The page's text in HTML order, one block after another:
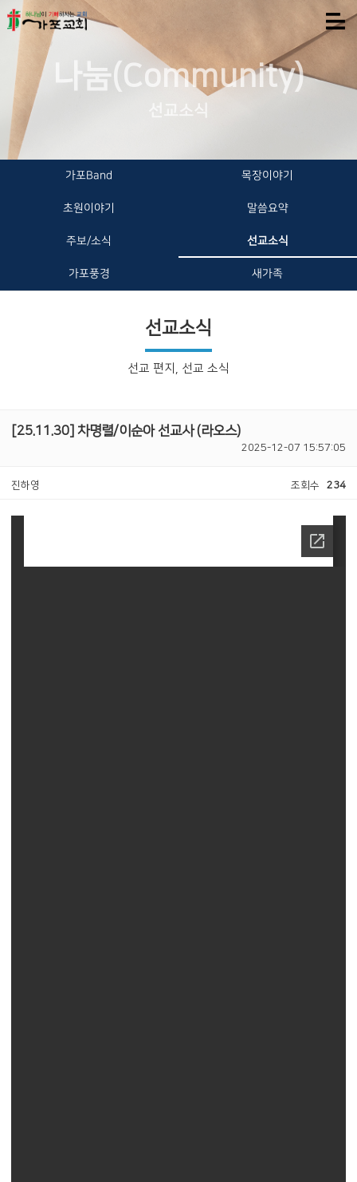
나눔(Community)
선교소식
가포Band 목장이야기
초원이야기 말씀요약
주보/소식 선교소식
가포풍경 새가족
선교소식
선교 편지, 선교 소식
[25.11.30] 차명렬/이순아 선교사 (라오스)
2025-12-07 15:57:05
진하영 조회수 234